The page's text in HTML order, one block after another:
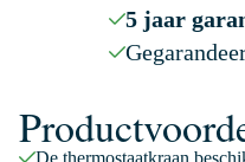
5 jaar
De thermostaatkraan